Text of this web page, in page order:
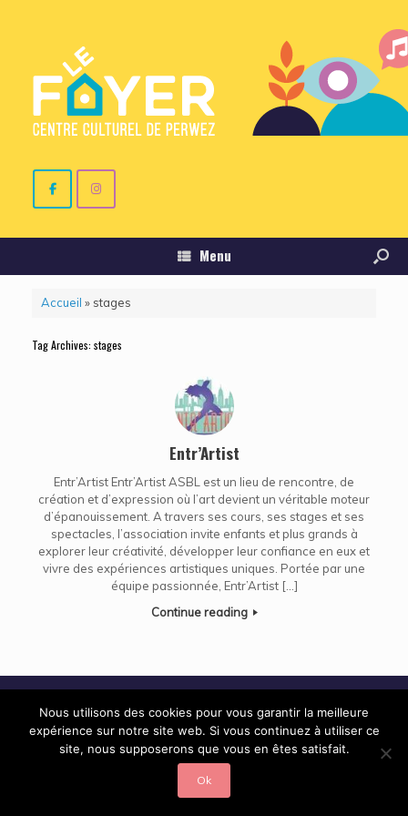
Menu
Accueil » stages
Tag Archives: stages
Entr’Artist
Entr’Artist Entr’Artist ASBL est un lieu de rencontre, de
création et d’expression où l’art devient un véritable moteur
d’épanouissement. A travers ses cours, ses stages et ses
spectacles, l’association invite enfants et plus grands à
explorer leur créativité, développer leur confiance en eux et
vivre des expériences artistiques uniques. Portée par une
équipe passionnée, Entr’Artist […]
Continue reading
© Centre Culturel de Perwez 2022 - Mis en ligne par
Créazone/publocale.be-Mentions légales-Politique de
Confidentialité
Nous utilisons des cookies pour vous garantir la meilleure
expérience sur notre site web. Si vous continuez à utiliser ce
site, nous supposerons que vous en êtes satisfait.
Ok